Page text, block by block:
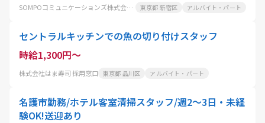
SOMPOコミュニケーションズ株式会社 東京センター 東京都 新宿区 アルバイト・パート
セントラルキッチンでの魚の切り付けスタッフ
時給1,300円～
株式会社はま寿司 採用窓口 東京都 品川区 アルバイト・パート
名護市勤務/ホテル客室清掃スタッフ/週2〜3日・未経
験OK!送迎あり